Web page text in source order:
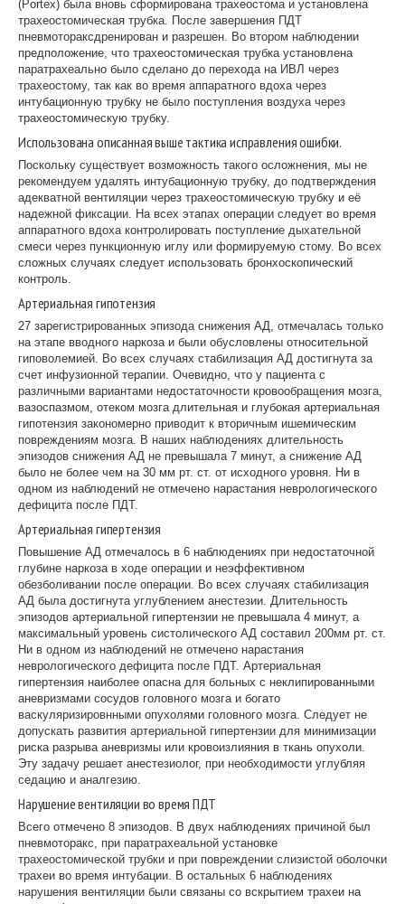
(Portex) была вновь сформирована трахеостома и установлена
трахеостомическая трубка. После завершения ПДТ
пневмотораксдренирован и разрешен. Во втором наблюдении
предположение, что трахеостомическая трубка установлена
паратрахеально было сделано до перехода на ИВЛ через
трахеостому, так как во время аппаратного вдоха через
интубационную трубку не было поступления воздуха через
трахеостомическую трубку.
Использована описанная выше тактика исправления ошибки.
Поскольку существует возможность такого осложнения, мы не
рекомендуем удалять интубационную трубку, до подтверждения
адекватной вентиляции через трахеостомическую трубку и её
надежной фиксации. На всех этапах операции следует во время
аппаратного вдоха контролировать поступление дыхательной
смеси через пункционную иглу или формируемую стому. Во всех
сложных случаях следует использовать бронхоскопический
контроль.
Артериальная гипотензия
27 зарегистрированных эпизода снижения АД, отмечалась только
на этапе вводного наркоза и были обусловлены относительной
гиповолемией. Во всех случаях стабилизация АД достигнута за
счет инфузионной терапии. Очевидно, что у пациента с
различными вариантами недостаточности кровообращения мозга,
вазоспазмом, отеком мозга длительная и глубокая артериальная
гипотензия закономерно приводит к вторичным ишемическим
повреждениям мозга. В наших наблюдениях длительность
эпизодов снижения АД не превышала 7 минут, а снижение АД
было не более чем на 30 мм рт. ст. от исходного уровня. Ни в
одном из наблюдений не отмечено нарастания неврологического
дефицита после ПДТ.
Артериальная гипертензия
Повышение АД отмечалось в 6 наблюдениях при недостаточной
глубине наркоза в ходе операции и неэффективном
обезболивании после операции. Во всех случаях стабилизация
АД была достигнута углублением анестезии. Длительность
эпизодов артериальной гипертензии не превышала 4 минут, а
максимальный уровень систолического АД составил 200мм рт. ст.
Ни в одном из наблюдений не отмечено нарастания
неврологического дефицита после ПДТ. Артериальная
гипертензия наиболее опасна для больных с неклипированными
аневризмами сосудов головного мозга и богато
васкуляризировнными опухолями головного мозга. Следует не
допускать развития артериальной гипертензии для минимизации
риска разрыва аневризмы или кровоизлияния в ткань опухоли.
Эту задачу решает анестезиолог, при необходимости углубляя
седацию и аналгезию.
Нарушение вентиляции во время ПДТ
Всего отмечено 8 эпизодов. В двух наблюдениях причиной был
пневмоторакс, при паратрахеальной установке
трахеостомической трубки и при повреждении слизистой оболочки
трахеи во время интубации. В остальных 6 наблюдениях
нарушения вентиляции были связаны со вскрытием трахеи на